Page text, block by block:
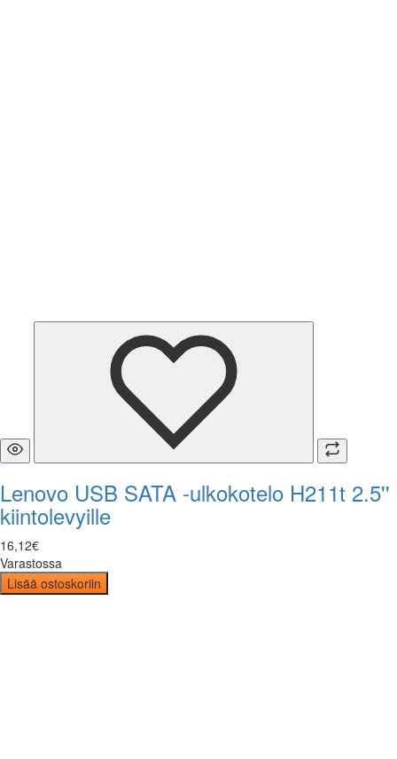
Lenovo USB SATA -ulkokotelo H211t 2.5''
kiintolevyille
16,12€
Varastossa
Lisää ostoskoriin